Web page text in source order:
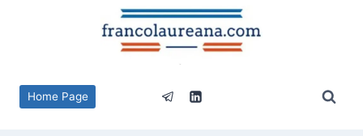
Home Page